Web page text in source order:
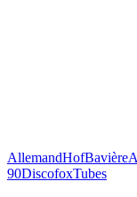
AllemandHofBavière
90DiscofoxTubes